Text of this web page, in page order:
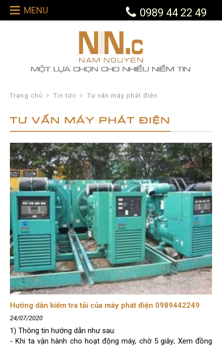
MENU 0989 44 22 49
Trang chủ Tin tức Tư vấn máy phát điện
TƯ VẤN MÁY PHÁT ĐIỆN
Hướng dẫn kiểm tra tải của máy phát điện 0989442249
24/07/2020
1) Thông tin hướng dẫn như sau:
- Khi ta vận hành cho hoạt động máy, chờ 5 giây; Xem đồng